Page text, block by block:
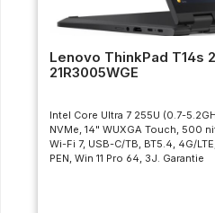
Lenovo ThinkPad T14s
21R3005WGE
Intel Core Ultra 7 255U (0.7-
NVMe, 14" WUXGA Touch, 500
Wi-Fi 7, USB-C/TB, BT5.4, 4G/
PEN, Win 11 Pro 64, 3J. Garantie